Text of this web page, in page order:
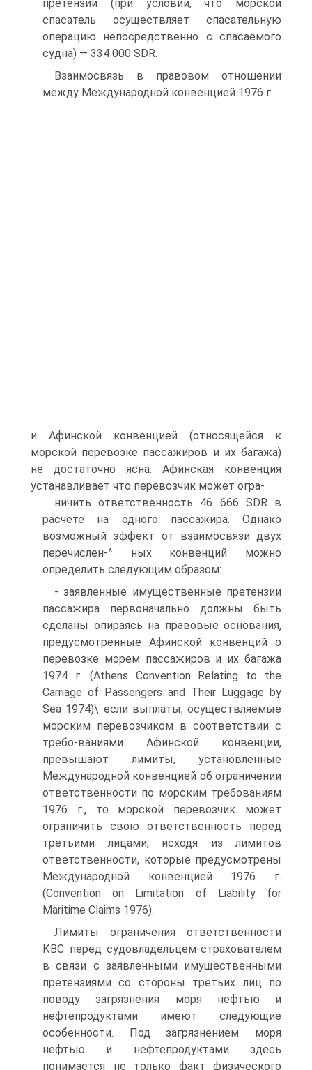
претензии (при условии, что морской
спасатель осуществляет спасательную
операцию непосредственно с спасаемого
судна) — 334 000 SDR.
Взаимосвязь в правовом отношении
между Международной конвенцией 1976 г.
и Афинской конвенцией (относящейся к
морской перевозке пассажиров и их багажа)
не достаточно ясна. Афинская конвенция
устанавливает что перевозчик может огра-
ничить ответственность 46 666 SDR в
расчете на одного пассажира. Однако
возможный эффект от взаимосвязи двух
перечислен-^ ных конвенций можно
определить следующим образом:
- заявленные имущественные претензии
пассажира первоначально должны быть
сделаны опираясь на правовые основания,
предусмотренные Афинской конвенций о
перевозке морем пассажиров и их багажа
1974 г. (Athens Convention Relating to the
Carriage of Passengers and Their Luggage by
Sea 1974)\ если выплаты, осуществляемые
морским перевозчиком в соответствии с
требо-ваниями Афинской конвенции,
превышают лимиты, установленные
Международной конвенцией об ограничении
ответственности по морским требованиям
1976 г., то морской перевозчик может
ограничить свою ответственность перед
третьими лицами, исходя из лимитов
ответственности, которые предусмотрены
Международной конвенцией 1976 г.
(Convention on Limitation of Liability for
Maritime Claims 1976).
Лимиты ограничения ответственности
КВС перед судовладельцем-страхователем
в связи с заявленными имущественными
претензиями со стороны третьих лиц по
поводу загрязнения моря нефтью и
нефтепродуктами имеют следующие
особенности. Под загрязнением моря
нефтью и нефтепродуктами здесь
понимается не только факт физического